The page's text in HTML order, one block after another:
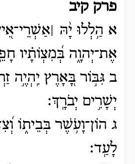
פרק קיב
א הַ֥לְלוּ יָ֨הּ
אֶת־יְהוָ֑ה בְּ֝מִצְוֹתָ֗יו
ב גִּבּ֣וֹר בָּ֭אָרֶץ יִֽהְיֶ֣ה
יְשָׁרִ֣ים יְבֹרָֽךְ׃
ג הוֹן־וָעֹ֥שֶׁר בְּבֵית֑וֹ
לָעַֽד׃